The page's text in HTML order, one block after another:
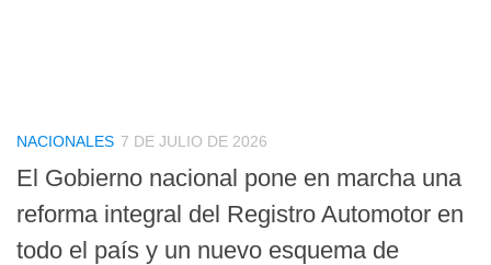
NACIONALES 7 DE JULIO DE 2026
El Gobierno nacional pone en marcha una
reforma integral del Registro Automotor en
todo el país y un nuevo esquema de